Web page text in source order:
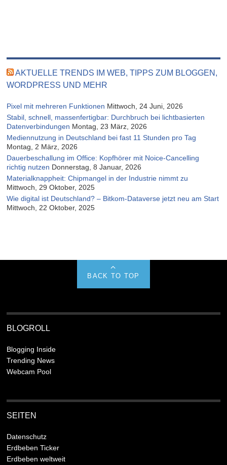
AKTUELLE TRENDS IM WEB, TIPPS ZUM BLOGGEN,
WORDPRESS UND MEHR
Pixel mit mehreren Funktionen Mittwoch, 24 Juni, 2026
Stabil, schnell, massenfertigbar: Durchbruch bei lichtbasierten
Datenverbindungen Montag, 23 März, 2026
Mediennutzung in Deutschland bei fast 11 Stunden pro Tag
Montag, 2 März, 2026
Dauerbeschallung im Office: Kopfhörer mit Noice-Cancelling
richtig nutzen Donnerstag, 8 Januar, 2026
Materialknappheit: Chipmangel in der Industrie nimmt zu
Mittwoch, 29 Oktober, 2025
Wie digital ist Deutschland? – Bitkom-Dataverse jetzt neu am Start
Mittwoch, 22 Oktober, 2025
BACK TO TOP
BLOGROLL
Blogging Inside
Trending News
Webcam Pool
SEITEN
Datenschutz
Erdbeben Ticker
Erdbeben weltweit